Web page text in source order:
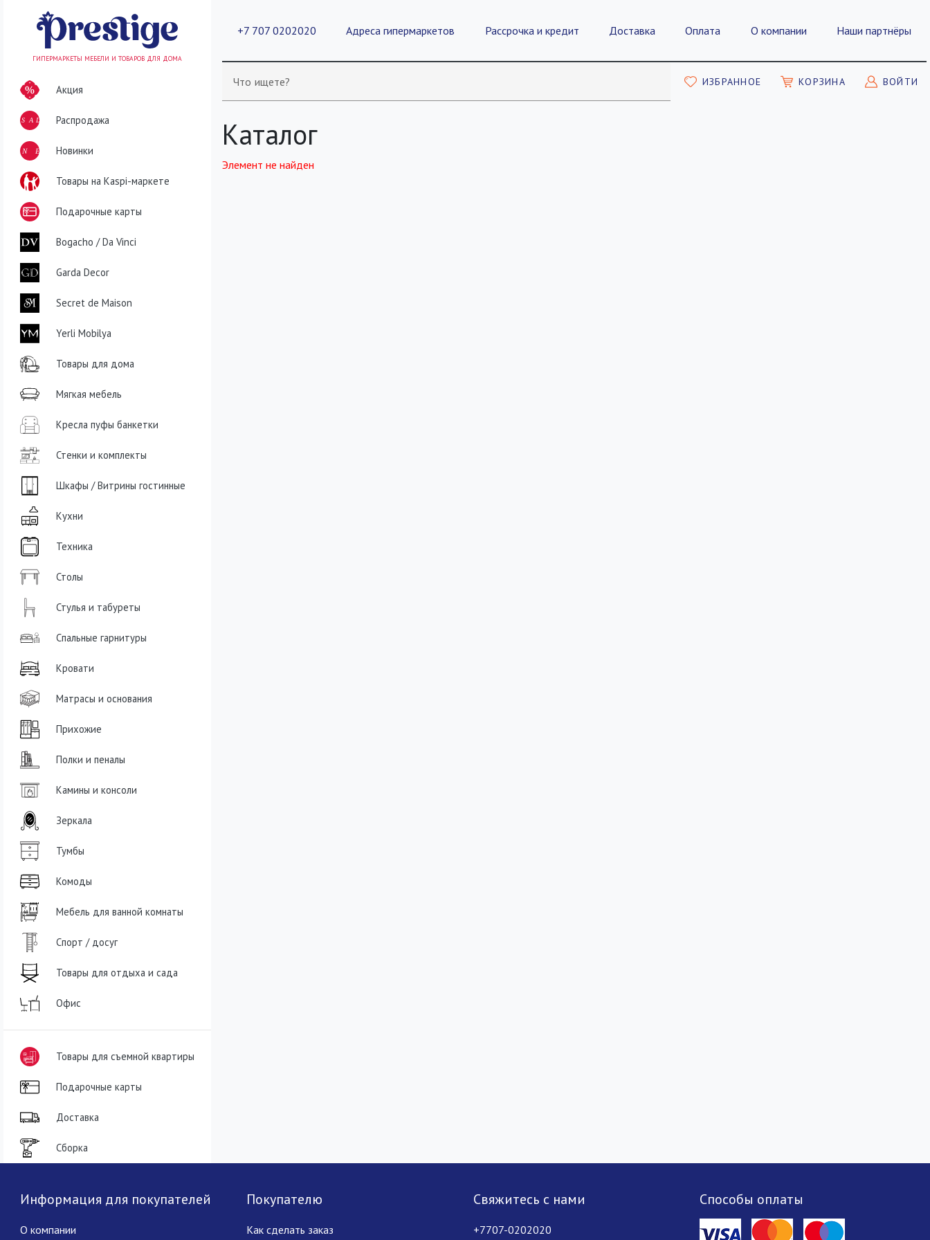
+7 707 0202020 Адреса гипермаркетов Рассрочка и кредит Доставка Оплата О компании Наши партнёры
Что ищете? ИЗБРАННОЕ КОРЗИНА ВОЙТИ
ГИПЕРМАРКЕТЫ МЕБЕЛИ И ТОВАРОВ ДЛЯ ДОМА
Акция
SALE Распродажа
NEWНовинки
Товары на Kaspi-маркете
Подарочные карты
Bogacho / Da Vinci
Garda Decor
Secret de Maison
Yerli Mobilya
Товары для дома
Мягкая мебель
Кресла пуфы банкетки
Стенки и комплекты
Шкафы / Витрины гостинные
Кухни
Техника
Столы
Стулья и табуреты
Спальные гарнитуры
Кровати
Матрасы и основания
Прихожие
Полки и пеналы
Камины и консоли
Зеркала
Тумбы
Комоды
Мебель для ванной комнаты
Спорт / досуг
Товары для отдыха и сада
Офис
Товары для съемной квартиры
Подарочные карты
Доставка
Сборка
Каталог
Элемент не найден
Информация для покупателей
О компании
Покупателю
Как сделать заказ
Свяжитесь с нами
+7707-0202020
Способы оплаты